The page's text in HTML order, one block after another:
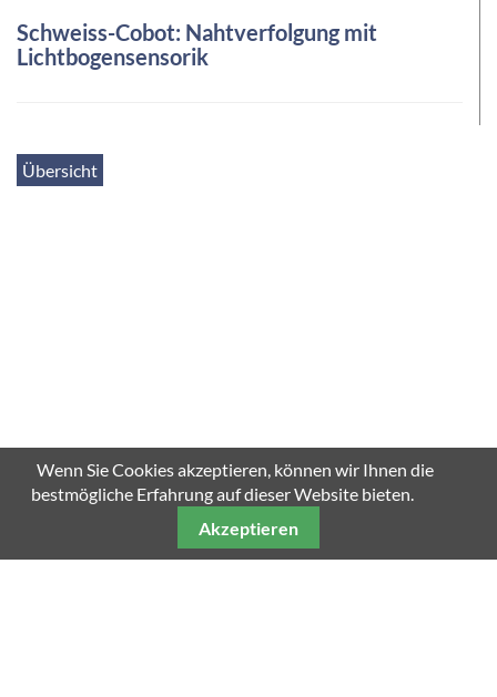
Schweiss-Cobot: Nahtverfolgung mit
Lichtbogensensorik
Übersicht
Wenn Sie Cookies akzeptieren, können wir Ihnen die
bestmögliche Erfahrung auf dieser Website bieten.
Akzeptieren